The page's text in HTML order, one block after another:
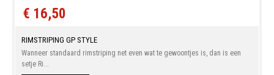
€ 16,50
RIMSTRIPING GP STYLE
Wanneer standaard rimstriping net even wat te gewoontjes is, dan is een
setje Ri...